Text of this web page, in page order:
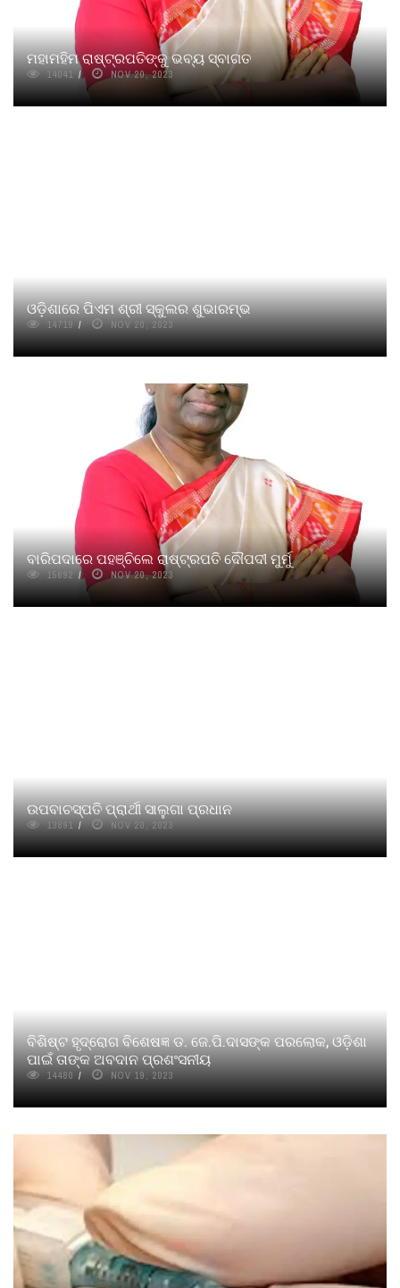
ମହାମହିମ ରାଷ୍ଟ୍ରପତିଙ୍କୁ ଭବ୍ୟ ସ୍ବାଗତ
14041 NOV 20, 2023
ଓଡ଼ିଶାରେ ପିଏମ ଶ୍ରୀ ସ୍କୁଲର ଶୁଭାରମ୍ଭ
14719 NOV 20, 2023
ବାରିପଦାରେ ପହଞ୍ଚିଲେ ରାଷ୍ଟ୍ରପତି ଦୌପଦୀ ମୁର୍ମୁ
15692 NOV 20, 2023
ଉପବାଚସ୍ପତି ପ୍ରାର୍ଥୀ ସାଲୁଗା ପ୍ରଧାନ
13891 NOV 20, 2023
ବିଶିଷ୍ଟ ହୃଦ୍‌ରୋଗ ବିଶେଷଜ୍ଞ ଡ. ଜେ.ପି.ଦାସଙ୍କ ପରଲୋକ, ଓଡ଼ିଶା
ପାଇଁ ତାଙ୍କ ଅବଦାନ ପ୍ରଶଂସନୀୟ
14480 NOV 19, 2023